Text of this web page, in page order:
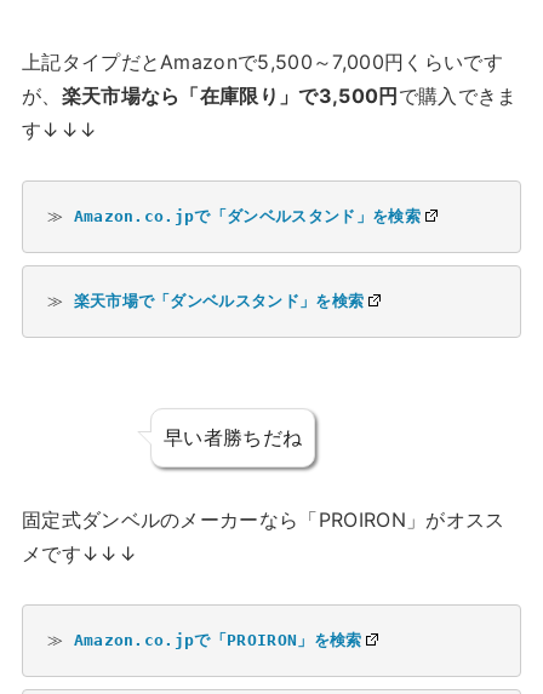
上記タイプだとAmazonで5,500～7,000円くらいです
が、 楽天市場なら「在庫限り」で3,500円で購入できま
す↓↓↓
≫ Amazon.co.jpで「ダンベルスタンド」を検索
≫ 楽天市場で「ダンベルスタンド」を検索
早い者勝ちだね
固定式ダンベルのメーカーなら「PROIRON」がオスス
メです↓↓↓
≫ Amazon.co.jpで「PROIRON」を検索